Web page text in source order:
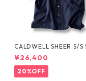
CALDWELL SHEER S/S
by Polo Ralph Lauren
¥26,400
20%OFF